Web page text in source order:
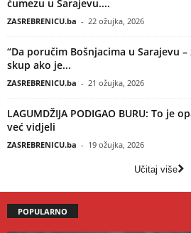
ćumezu u Sarajevu....
ZASREBRENICU.ba - 22 ožujka, 2026
“Da poručim Bošnjacima u Sarajevu
skup ako je...
ZASREBRENICU.ba - 21 ožujka, 2026
LAGUMDŽIJA PODIGAO BURU: To je
već vidjeli
ZASREBRENICU.ba - 19 ožujka, 2026
Učitaj više
POPULARNO